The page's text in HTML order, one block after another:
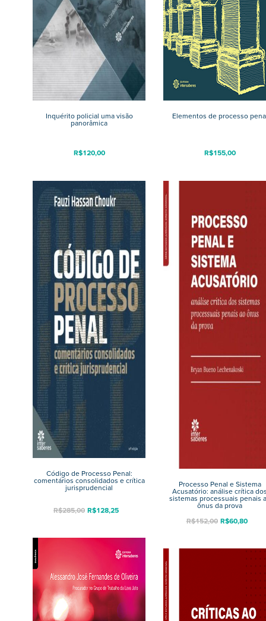
Inquérito policial uma visão
panorâmica
R$120,00
Elementos de processo
R$155,00
Código de Processo Penal:
comentários consolidados e crítica
jurisprudencial
R$285,00 R$128,25
Processo Penal e Sistema
Acusatório: análise crítica
sistemas processuais penais
ônus da prova
R$152,00 R$60,80